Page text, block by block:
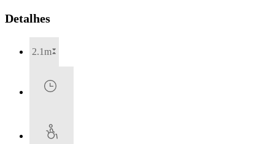
Detalhes
2.1m